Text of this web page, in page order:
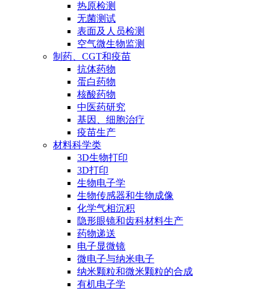
热原检测
无菌测试
表面及人员检测
空气微生物监测
制药、CGT和疫苗
抗体药物
蛋白药物
核酸药物
中医药研究
基因、细胞治疗
疫苗生产
材料科学类
3D生物打印
3D打印
生物电子学
生物传感器和生物成像
化学气相沉积
隐形眼镜和齿科材料生产
药物递送
电子显微镜
微电子与纳米电子
纳米颗粒和微米颗粒的合成
有机电子学